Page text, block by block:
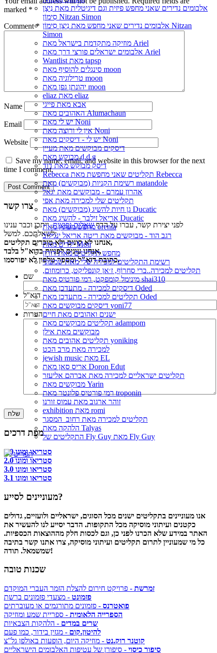
אלבומים נדירים שאני מחפש פיזית וגם דיגיטלית מאת נִיצָן
סִימוֹן Nitzan Simon
אלבומים נדירים שאני מחפש מאת נִיצָן סִימוֹן Nitzan
Simon
מוזיקה מתקדמת בישראל מאת Ariel
אלבומים ישראלים פורצי דרך מאת Ariel
Wantlist מאת tapsp
סינגלים להוסיף מאת moon
טרילוגיה מאת moon
יהונתן גפן מאת moon
eliaz מאת eliaz
אבא מאת פייגי
האהובים מאת Alumachaun
יש לי מאת Noni
אין לי ורוצה מאת Noni
יש לי - דיסקים מאת Noni
דיסקים מבוקשים מאת מעיין
מבוקש מאת d.d.g
דיסק מבוקש מאת דוד
Rebecca תקליטים שאני מחפשת מאת Rebecca
רשימת הקניות (מבוקשים) מאת matandole
אהרון עמרם - מבוקשים מאת יגאל
תקליטים שלי למכירה מאת אפי
גן חיות להשיג (מבוקשים) מאת Ducatic
אריאל זילבר - להשיג מאת Ducatic
מחפש/מעונין מאת orenla
רגב הוד - מבוקשים מאת ריטה אריאל ינגילוב
ילדים מאת Moti
מחפש תקליטים מאת דורון
רשימת התקליטים למכירה שלי מאת שמעוני
תקליטים למכירה..ברי סחרוֹף, ז׳אן קונפליקט, כרומוזום,
מינימל קומפקט, רמי פורטיס מאת shai310
דיסקים למכירה - מתעדכן מאת Oded
תקליטים למכירה - מתעדכן מאת Oded
דיסקים מבוקשים מאת yoni77
ישנים ואהובים מאת חיים
תקליטים מבוקשים מאת adampom
מבוקשים מאת אילן
תקליטים אהובים מאת yoniking
למכירה מאת מרב הכט
jewish music מאת EL
אריס סאן מאת Doron Edut
תקליטים ישראליים למכירה מאת אברהם אליעזר
מבוקשים מאת Yarin
רמי פורטיס פלונטר מאת troponin
זוהר ארגוב מאת עמוס זורנו
exhibition מאת romi
תקליטים למכירה מאת רחוב_המסגר
הלהקה מאת Talyas
התקליטים של Fly Guy מאת Fly Guy
תפריט
marked *
Comment*
Name
Email
Website
Save my name, email, and website in this browser for the next
time I comment.
צרו קשר
לפני יצירת קשר, עברו על הדףשאלות נפוצות, ייתכן וכבר ענינו
לשאלתכם. למשל:
אנחנו לא קונים ולא מוכרים תקליטים,
אנחנו עונים לפניות בדוא"ל בלבד,
כתובת דוא"ל ומספר טלפון לא יפורסמו.
שם
דוא"ל
הערות
מפת דרכים
סטריאו ומונו 1.0
סטריאו ומונו 2.0
סטריאו ומונו 3.0
סטריאו ומונו 3.1
מעוניינים לסייע?
אנו מעוניינים בתקליטים ישנים מכל הסוגים, ישראליים ולועזיים, גדולים
כקטנים ועיתוני מוסיקה מכל התקופות. הדבר יסייע לנו להעשיר את
האתר במידע שלא הכרנו לפני כן, וגם לכסות חלק מההוצאות הכספיות.
כל מי שמעוניין לתרום תקליטים ועיתוני מוסיקה, צרו אתנו קשר בתיבה
שמשמאל. תודה!
שכנות טובה
זמרשת - פרויקט חירום להצלת הזמר העברי המוקדם
פזמונט - מצעדי פזמונים ברשת
פואטרנס - פזמונים מתורגמים או מעוברתים
הספרייה הלאומית - ספריית שמע ומוזיקה
שרים במדים - הלהקות הצבאיות
להיטון.קום - מגזין בידור, כמו פעם
קוטנר רוק.נט - מוזיקה היום, הופעות באולפן גל"צ
סיפור כיסוי - סיפורן של עטיפות האלבומים הישראליים